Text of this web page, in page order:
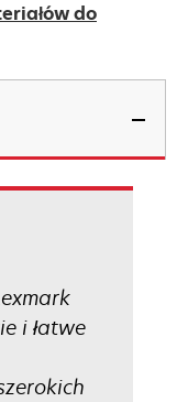
do
i łatwe